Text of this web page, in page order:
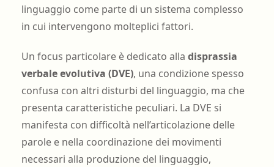
linguaggio come parte di un sistema complesso
in cui intervengono molteplici fattori.
Un focus particolare è dedicato alla disprassia
verbale evolutiva (DVE), una condizione spesso
confusa con altri disturbi del linguaggio, ma che
presenta caratteristiche peculiari. La DVE si
manifesta con difficoltà nell’articolazione delle
parole e nella coordinazione dei movimenti
necessari alla produzione del linguaggio,